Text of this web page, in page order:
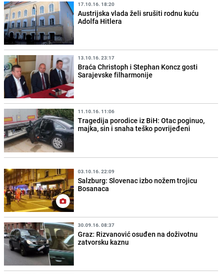
17.10.16. 18:20
Austrijska vlada želi srušiti rodnu kuću
Adolfa Hitlera
13.10.16. 23:17
Braća Christoph i Stephan Koncz gosti
Sarajevske filharmonije
11.10.16. 11:06
Tragedija porodice iz BiH: Otac poginuo,
majka, sin i snaha teško povrijeđeni
03.10.16. 22:09
Salzburg: Slovenac izbo nožem trojicu
Bosanaca
30.09.16. 08:37
Graz: Rizvanović osuđen na doživotnu
zatvorsku kaznu